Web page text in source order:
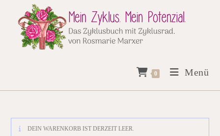
springen
0 Menü
DEIN WARENKORB IST DERZEIT LEER.